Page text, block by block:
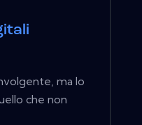
ma lo
che non